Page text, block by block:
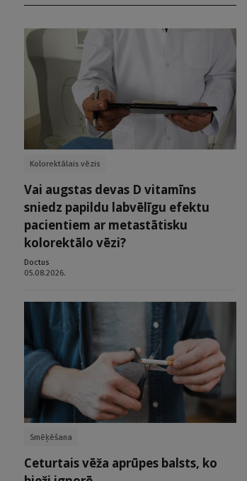
Kolorektālais vēzis
Vai augstas devas D vitamīns
sniedz papildu labvēlīgu efektu
pacientiem ar metastātisku
kolorektālo vēzi?
Doctus
05.08.2026.
Smēķēšana
Ceturtais vēža aprūpes balsts, ko